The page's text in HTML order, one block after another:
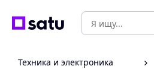
Техника и электроника